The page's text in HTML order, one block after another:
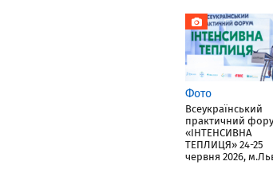
Фото
Всеукраїнський
практичний
«ІНТЕНСИВНА
ТЕПЛИЦЯ» 24-25
червня 2026,